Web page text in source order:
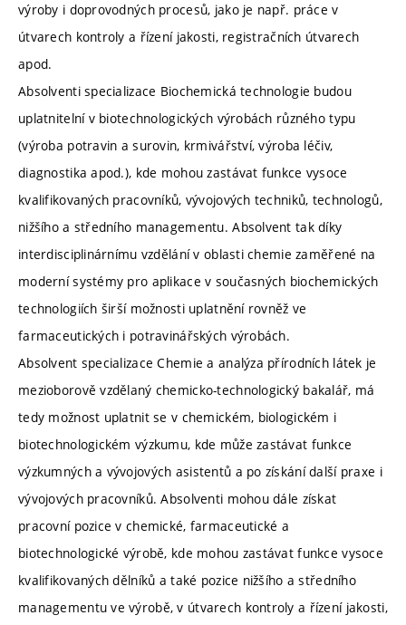
výroby i doprovodných procesů, jako je např. práce v
útvarech kontroly a řízení jakosti, registračních útvarech
apod.
Absolventi specializace Biochemická technologie budou
uplatnitelní v biotechnologických výrobách různého typu
(výroba potravin a surovin, krmivářství, výroba léčiv,
diagnostika apod.), kde mohou zastávat funkce vysoce
kvalifikovaných pracovníků, vývojových techniků, technologů,
nižšího a středního managementu. Absolvent tak díky
interdisciplinárnímu vzdělání v oblasti chemie zaměřené na
moderní systémy pro aplikace v současných biochemických
technologiích širší možnosti uplatnění rovněž ve
farmaceutických i potravinářských výrobách.
Absolvent specializace Chemie a analýza přírodních látek je
mezioborově vzdělaný chemicko-technologický bakalář, má
tedy možnost uplatnit se v chemickém, biologickém i
biotechnologickém výzkumu, kde může zastávat funkce
výzkumných a vývojových asistentů a po získání další praxe i
vývojových pracovníků. Absolventi mohou dále získat
pracovní pozice v chemické, farmaceutické a
biotechnologické výrobě, kde mohou zastávat funkce vysoce
kvalifikovaných dělníků a také pozice nižšího a středního
managementu ve výrobě, v útvarech kontroly a řízení jakosti,